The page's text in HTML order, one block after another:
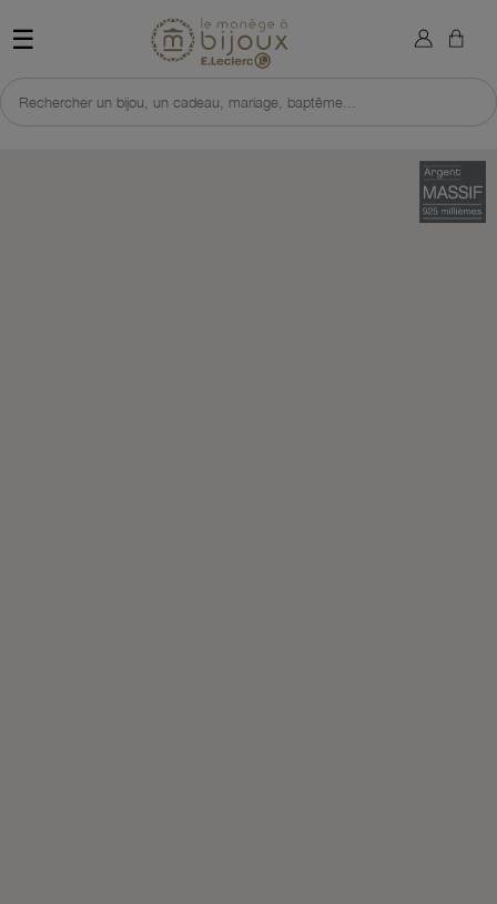
☰ Retour à l'accueil du site
Rechercher un bijou, un cadeau, mariage, baptême...
×